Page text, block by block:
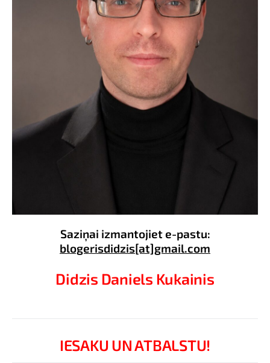
Saziņai izmantojiet e-pastu:
blogerisdidzis[at]gmail.com
Didzis Daniels Kukainis
IESAKU UN ATBALSTU!